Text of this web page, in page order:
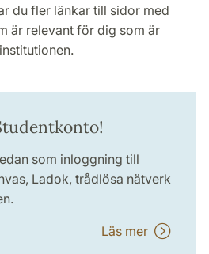
du fler länkar till sidor med
är relevant för dig som är
som inloggning till
Ladok, trådlösa nätverk
Läs mer